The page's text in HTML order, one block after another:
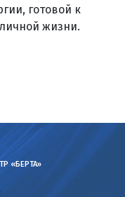
готовой к
жизни.
«БЕРТА»